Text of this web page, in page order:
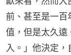
前、甚至是一百
值，但是太久遠
入。」他決定